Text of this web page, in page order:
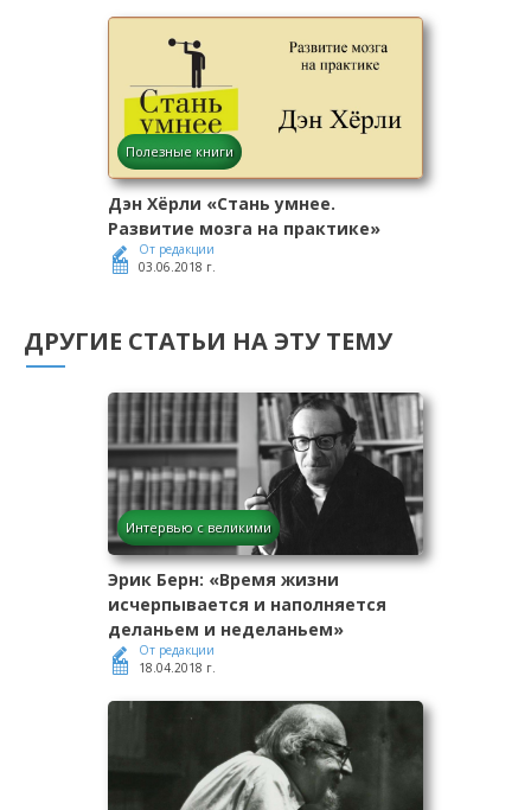
Полезные книги
Дэн Хёрли «Стань умнее.
Развитие мозга на практике»
От редакции
03.06.2018 г.
ДРУГИЕ СТАТЬИ НА ЭТУ ТЕМУ
Интервью с великими
Эрик Берн: «Время жизни
исчерпывается и наполняется
деланьем и неделаньем»
От редакции
18.04.2018 г.